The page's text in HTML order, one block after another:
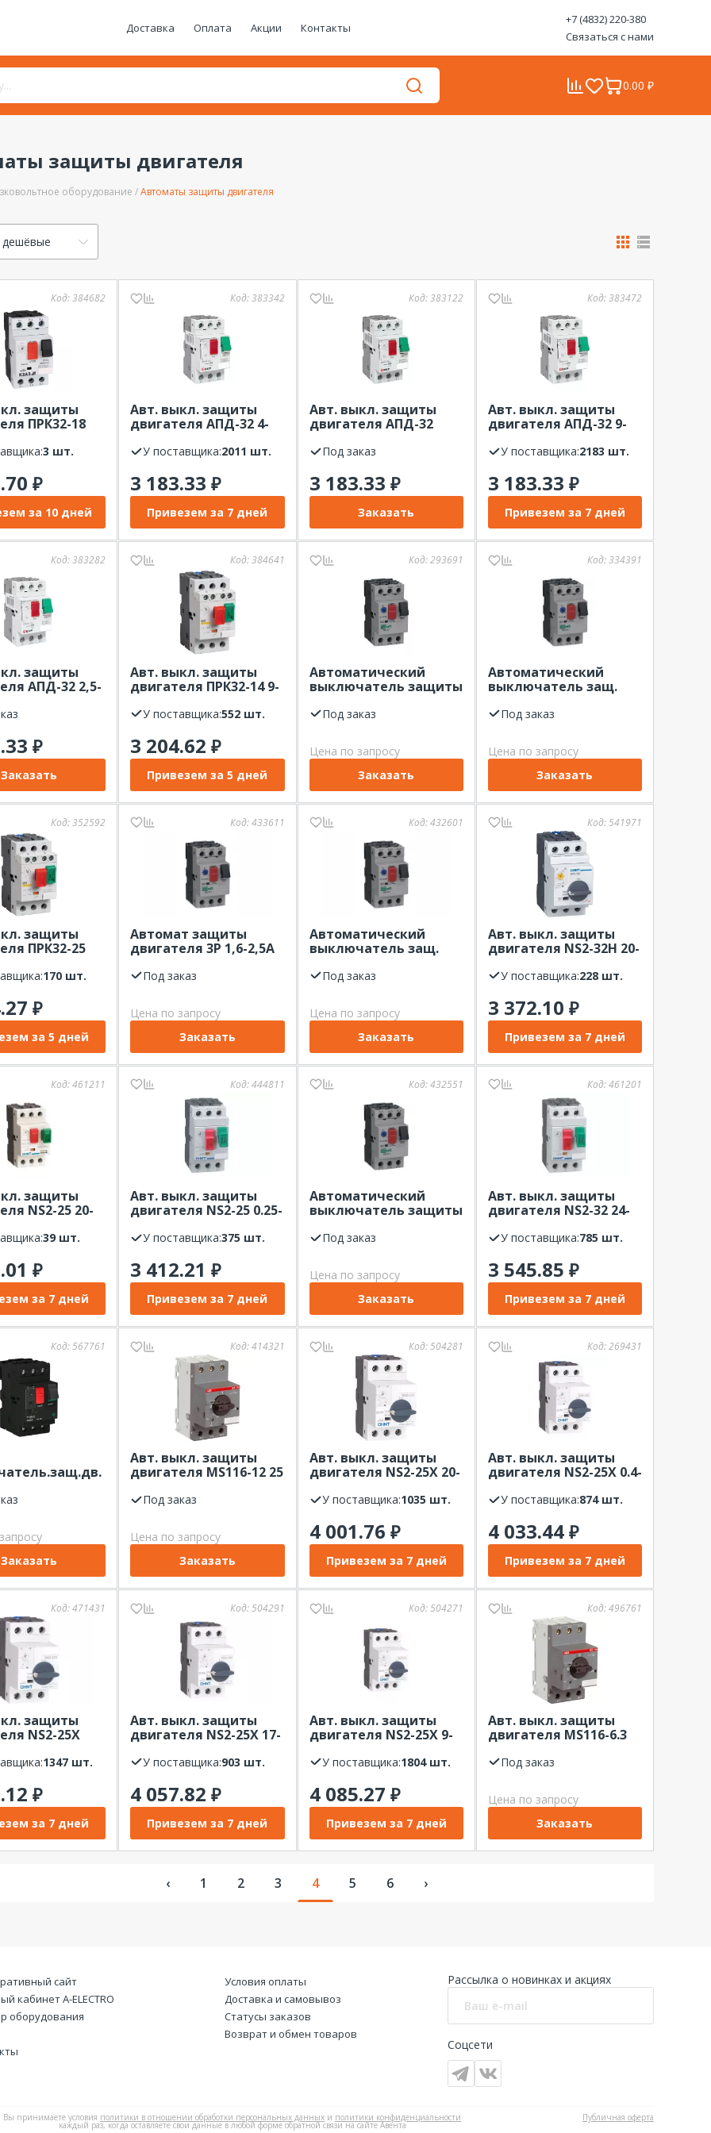
Доставка Оплата Акции Контакты
+7 (4832) 220-380
Связаться с нами
0.00 ₽
защиты двигателя
оборудование Автоматы защиты двигателя
дешёвые
Код:384682
защиты
ПРК32-18
3 шт.
₽
за 10 дней
Код:383342
Авт. выкл. защиты
двигателя АПД-32 4-
У поставщика: 2011 шт.
3 183.33₽
Привезем за 7 дней
Код:383122
Авт. выкл. защиты
двигателя АПД-32
Под заказ
3 183.33 ₽
Заказать
Код:383472
Авт. выкл. защиты
двигателя АПД-32 9-
У поставщика: 2183 шт.
3 183.33 ₽
Привезем за 7 дней
Код:383282
защиты
АПД-32 2,5-
₽
Заказать
Код:384641
Авт. выкл. защиты
двигателя ПРК32-14 9-
У поставщика: 552 шт.
3 204.62₽
Привезем за 5 дней
Код:293691
Автоматический
выключатель защиты
двигателя 3P 2,5-4,0A
100кА ВА-431 Dekraft
Под заказ
Цена по запросу
Заказать
Код:334391
Автоматический
выключатель защ.
двиг. ВА-431 3P 24,0-
32,0A 10кА Dekraft
Под заказ
Цена по запросу
Заказать
Код:352592
защиты
ПРК32-25
170 шт.
₽
за 5 дней
Код:433611
Автомат защиты
двигателя 3P 1,6-2,5A
Под заказ
Цена по запросу
Заказать
Код:432601
Автоматический
выключатель защ.
4,0-6,3A 100кА Dekraft
Под заказ
Цена по запросу
Заказать
Код:541971
Авт. выкл. защиты
двигателя NS2-32H 20-
ручкой (R) CHINT
У поставщика: 228 шт.
3 372.10 ₽
Привезем за 7 дней
Код:461211
защиты
NS2-25 20-
39 шт.
₽
за 7 дней
Код:444811
Авт. выкл. защиты
двигателя NS2-25 0.25-
У поставщика: 375 шт.
3 412.21₽
Привезем за 7 дней
Код:432551
Автоматический
выключатель защиты
17,0-23,0A 15кА Dekraft
Под заказ
Цена по запросу
Заказать
Код:461201
Авт. выкл. защиты
двигателя NS2-32 24-
У поставщика: 785 шт.
3 545.85 ₽
Привезем за 7 дней
Код:567761
кноп.упр.
MCP
Заказать
Код:414321
Авт. выкл. защиты
двигателя MS116-12 25
тепловой защитой 8A-
Под заказ
Цена по запросу
Заказать
Код:504281
Авт. выкл. защиты
двигателя NS2-25X 20-
ручкой (R) CHINT
У поставщика: 1035 шт.
4 001.76 ₽
Привезем за 7 дней
Код:269431
Авт. выкл. защиты
двигателя NS2-25X 0.4-
ручкой (R) CHINT
У поставщика: 874 шт.
4 033.44 ₽
Привезем за 7 дней
Код:471431
защиты
NS2-25X
CHINT 1347 шт.
₽
за 7 дней
Код:504291
Авт. выкл. защиты
двигателя NS2-25X 17-
ручкой (R) CHINT
У поставщика: 903 шт.
4 057.82₽
Привезем за 7 дней
Код:504271
Авт. выкл. защиты
двигателя NS2-25X 9-
ручкой (R) CHINT
У поставщика: 1804 шт.
4 085.27 ₽
Привезем за 7 дней
Код:496761
Авт. выкл. защиты
двигателя MS116-6.3
тепловой защитой 4A-
Под заказ
Цена по запросу
Заказать
‹ 1 2 3 4 5 6 ›
сайт
кабинет А-ELECTRO
оборудования
Условия оплаты
Доставка и самовывоз
Статусы заказов
Возврат и обмен товаров
Рассылка о новинках и акциях
Соцсети
Вы принимаете условия политики в отношении обработки персональных данных и политики конфиденциальности
каждый раз, когда оставляете свои данные в любой форме обратной связи на сайте Авента
Публичная оферта